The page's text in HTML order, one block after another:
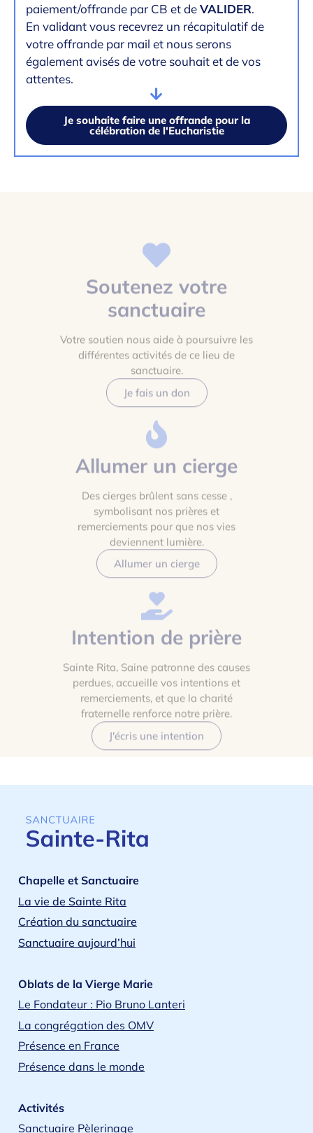
paiement/offrande par CB et deVALIDER.
En validant vous recevrez un récapitulatif de
votre offrande par mail et nous serons
également avisés de votre souhait et de vos
attentes.
Je souhaite faire une offrande pour la
célébration de l'Eucharistie
Soutenez votre
sanctuaire
Votre soutien nous aide à poursuivre les
différentes activités de ce lieu de
sanctuaire.
Je fais un don
Allumer un cierge
Des cierges brûlent sans cesse ,
symbolisant nos prières et
remerciements pour que nos vies
deviennent lumière.
Allumer un cierge
Intention de prière
Sainte Rita, Saine patronne des causes
perdues, accueille vos intentions et
remerciements, et que la charité
fraternelle renforce notre prière.
J'écris une intention
Chapelle et Sanctuaire
La vie de Sainte Rita
Création du sanctuaire
Sanctuaire aujourd’hui
Oblats de la Vierge Marie
Le Fondateur : Pio Bruno Lanteri
La congrégation des OMV
Présence en France
Présence dans le monde
Activités
Sanctuaire Pèlerinage